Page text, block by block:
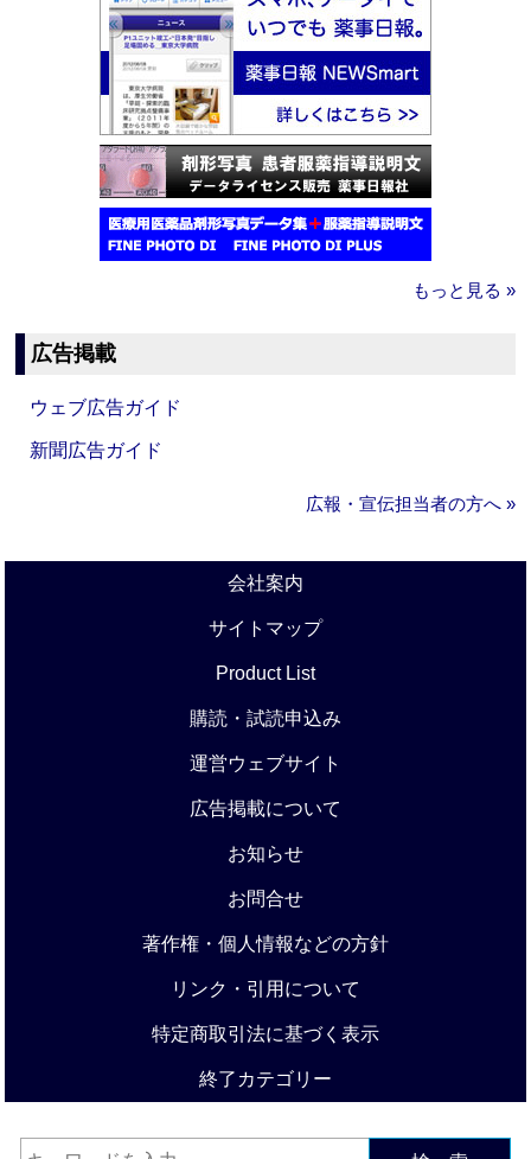
もっと見る »
広告掲載
ウェブ広告ガイド
新聞広告ガイド
広報・宣伝担当者の方へ »
会社案内
サイトマップ
Product List
購読・試読申込み
運営ウェブサイト
広告掲載について
お知らせ
お問合せ
著作権・個人情報などの方針
リンク・引用について
特定商取引法に基づく表示
終了カテゴリー